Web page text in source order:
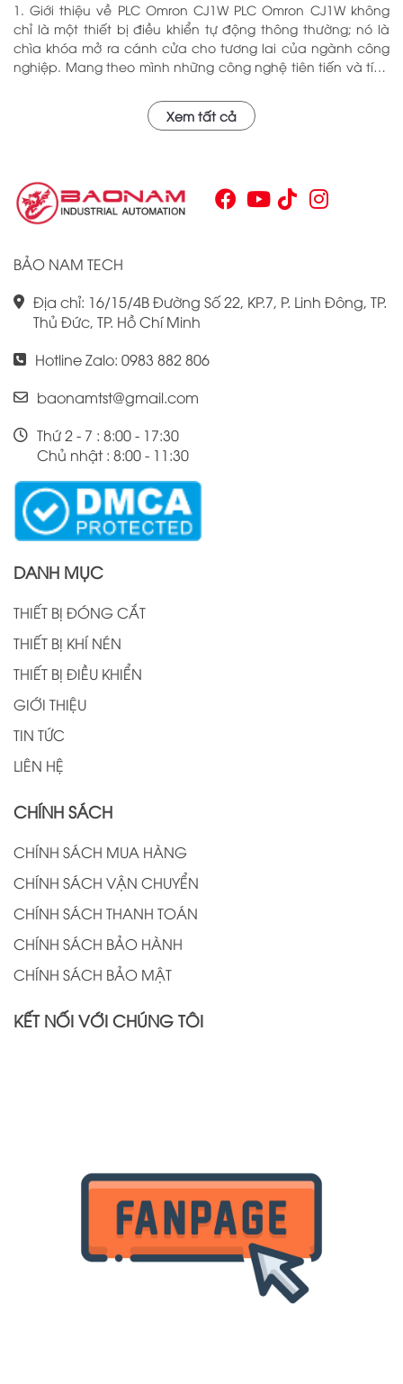
1. Giới thiệu về PLC Omron CJ1W PLC Omron CJ1W không
chỉ là một thiết bị điều khiển tự động thông thường; nó là
chìa khóa mở ra cánh cửa cho tương lai của ngành công
nghiệp. Mang theo mình những công nghệ tiên tiến và tính
mình qua nhiều năm phục vụ trong nhiều lĩnh vực khác
nhau. Với khả năng hoạt động ổn định và hiệu quả, sản
Chính vì vậy, việc nắm vững những thông tin cơ bản về PLC
Omron CJ1W là điều cần thiết cho bất kỳ ai muốn cải thiện
hiệu suất công việc của mình.
Xem tất cả
BẢO NAM TECH
Địa chỉ: 16/15/4B Đường Số 22, KP.7, P. Linh Đông, TP.
Thủ Đức, TP. Hồ Chí Minh
Hotline Zalo: 0983 882 806
baonamtst@gmail.com
Thứ 2 - 7 : 8:00 - 17:30
Chủ nhật : 8:00 - 11:30
DANH MỤC
THIẾT BỊ ĐÓNG CẮT
THIẾT BỊ KHÍ NÉN
THIẾT BỊ ĐIỀU KHIỂN
GIỚI THIỆU
TIN TỨC
LIÊN HỆ
CHÍNH SÁCH
CHÍNH SÁCH MUA HÀNG
CHÍNH SÁCH VẬN CHUYỂN
CHÍNH SÁCH THANH TOÁN
CHÍNH SÁCH BẢO HÀNH
CHÍNH SÁCH BẢO MẬT
KẾT NỐI VỚI CHÚNG TÔI